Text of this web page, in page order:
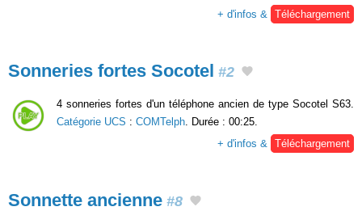
+ d'infos & Téléchargement
Sonneries fortes Socotel #2
4 sonneries fortes d'un téléphone ancien de type Socotel S63.
Catégorie UCS : COMTelph . Durée : 00:25.
+ d'infos &
Téléchargement
Sonnette ancienne #8